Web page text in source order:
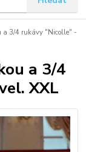
a 3/4 rukávy "Nicolle" -
a 3/4
XXL